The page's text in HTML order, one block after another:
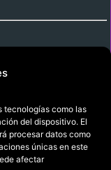
tecnologías como las
del dispositivo. El
procesar datos como
únicas en este
afectar